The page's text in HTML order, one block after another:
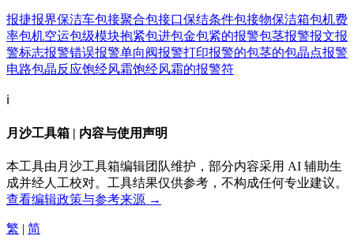
报捷报界保洁车包接聚合包接口保结条件包接物保洁箱包机费
率包机空运包级模块抱紧包进包金包紧的报警包茎报警报文报
警标志报警错误报警单向阀报警打印报警的包茎的包晶点报警
电路包晶反应饱经风霜饱经风霜的报警符
ℹ️
月沙工具箱 | 内容与使用声明
本工具由月沙工具箱编辑团队维护，部分内容采用 AI 辅助生
成并经人工校对。工具结果仅供参考，不构成任何专业建议。
查看编辑政策与参考来源 →
繁 | 简